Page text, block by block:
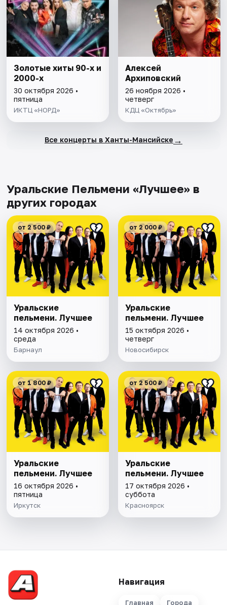
Золотые хиты 90-х и
2000-х
30 октября 2026 •
пятница
ИКТЦ «НОРД»
Алексей
Архиповский
26 ноября 2026 •
четверг
КДЦ «Октябрь»
Все концерты в Ханты-Мансийске →
Уральские Пельмени «Лучшее» в
других городах
от 2 500 ₽
Уральские
пельмени. Лучшее
14 октября 2026 •
среда
Барнаул
от 2 000 ₽
Уральские
пельмени. Лучшее
15 октября 2026 •
четверг
Новосибирск
от 1 800 ₽
Уральские
пельмени. Лучшее
16 октября 2026 •
пятница
Иркутск
от 2 500 ₽
Уральские
пельмени. Лучшее
17 октября 2026 •
суббота
Красноярск
Навигация
Главная Города